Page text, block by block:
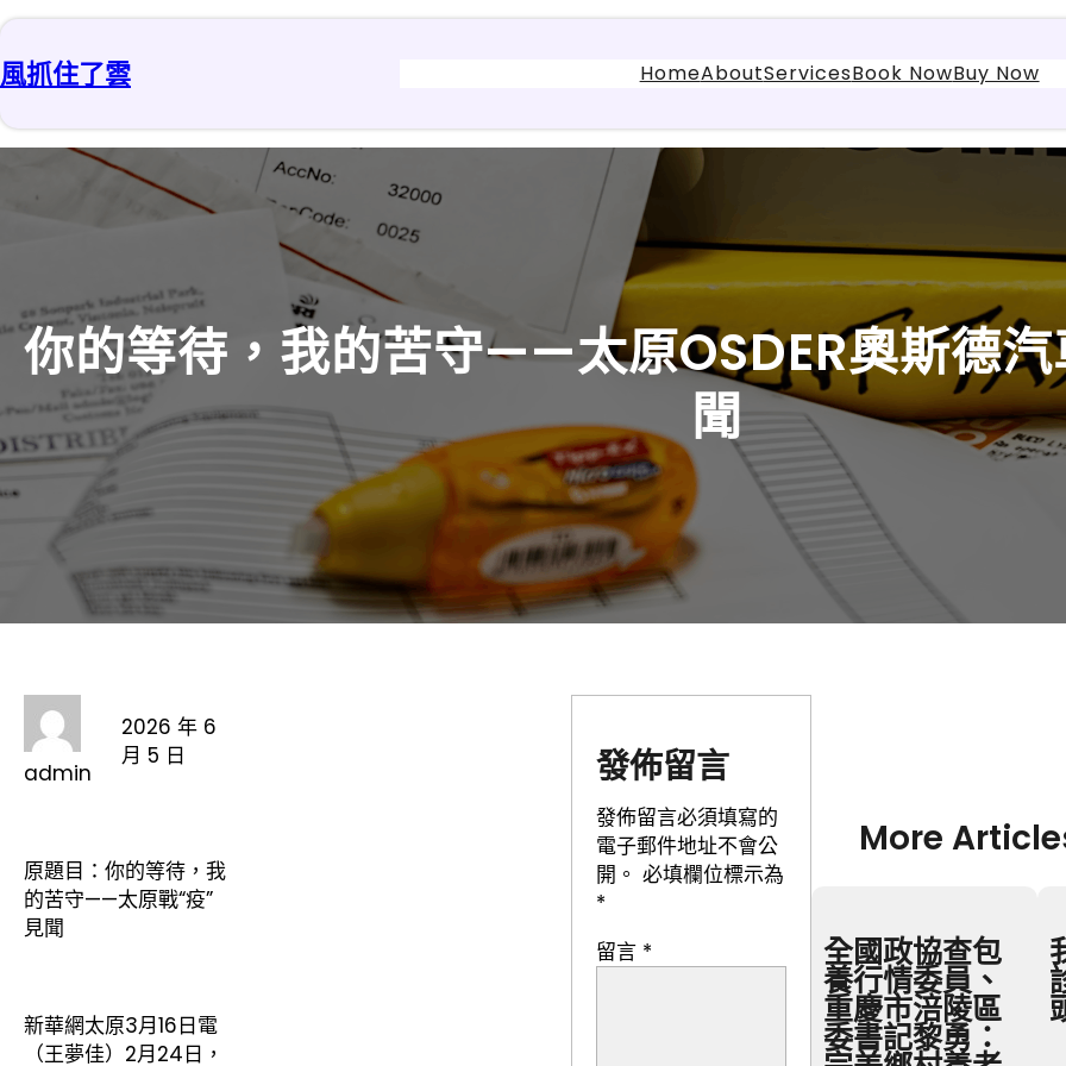
跳
主
內
容
風抓住了雲 HomeAboutServicesBook NowBuy Now
你的等待，我的苦守——太原OSDER奧斯德汽
聞
admin
2026 年 6
月 5 日
原題目：你的等待，我
的苦守——太原戰“疫”
見聞
新華網太原3月16日電
（王夢佳）2月24日，
發佈留言
發佈留言必須填寫的
電子郵件地址不會公
開。 必填欄位標示為
*
留言 *
More
全國政協查包
養行情委員、
重慶市涪陵區
委書記黎勇：